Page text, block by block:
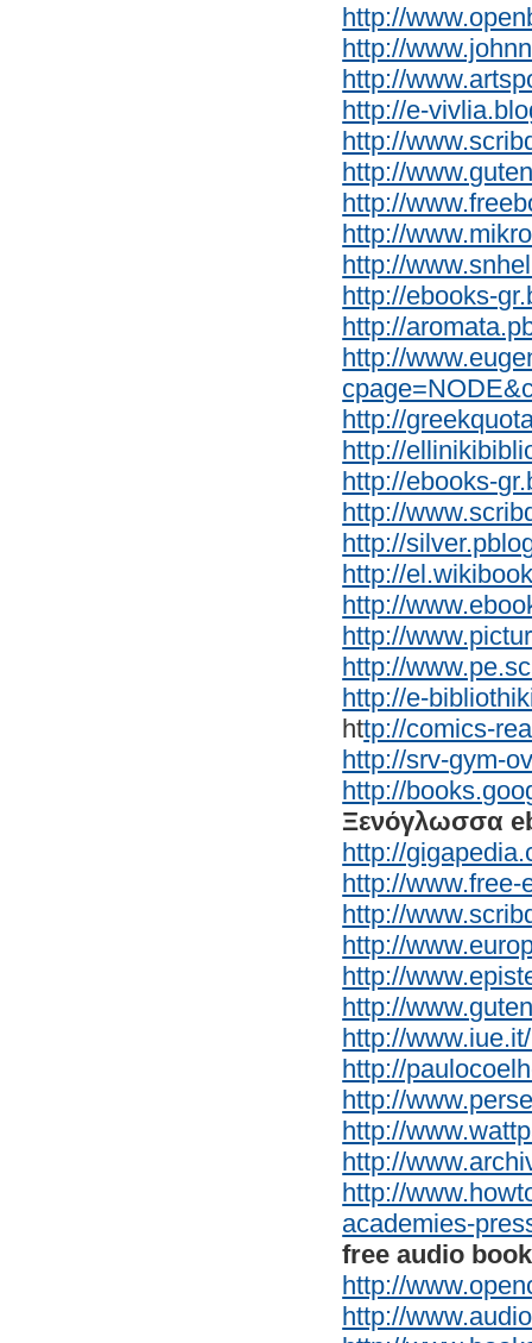
http://
http://
http://
http://e-
http://
http://
http://
http://
http://
http://ebooks-
http://
http://
http://
http://
http://ebooks-
http://
http://
http://
http://
http://
http://
http://e-
http://comics-
http://srv-gym-
http://
Ξενόγλωσσα
http://
http://www.free-
http://
http://
http://
http://
http://
http://
http://
http://
http://
http://
academies-
free audio
http://
http://